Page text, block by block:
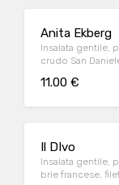
Anita Ekberg
Insalata gentile,
crudo San
11.00 €
Il DIvo
Insalata gentile,
brie francese,